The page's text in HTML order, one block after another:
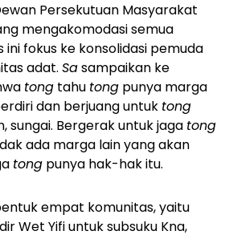
Persekutuan Masyarakat
mengakomodasi semua
ini fokus ke konsolidasi pemuda
adat. Sasampaikan ke
tong tahu tong punya marga
dan berjuang untuk tong
sungai. Bergerak untuk jaga tong
ada marga lain yang akan
tong punya hak-hak itu.
empat komunitas, yaitu
Wet Yifi untuk subsuku Kna,